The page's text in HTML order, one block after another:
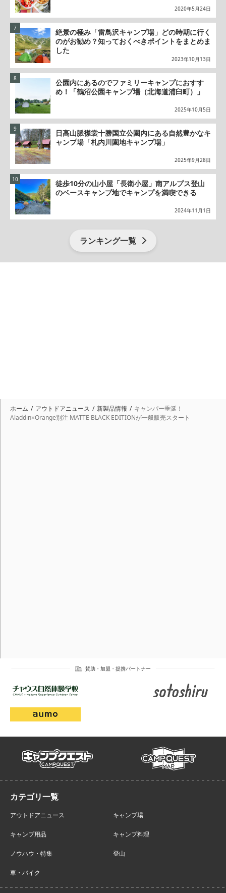
2020年5月24日
絶景の極み「雷鳥沢キャンプ場」どの時期に行く
のがお勧め？知っておくべきポイントをまとめま
した
2023年10月13日
公園内にあるのでファミリーキャンプにおすす
め！「鶴沼公園キャンプ場（北海道浦臼町）」
2025年10月5日
日高山脈襟裳十勝国立公園内にある自然豊かなキ
ャンプ場「札内川園地キャンプ場」
2025年9月28日
徒歩10分の山小屋「長衛小屋」南アルプス登山
のベースキャンプ地でキャンプを満喫できる
2024年11月1日
ランキング一覧
ホーム アウトドアニュース 新製品情報
キャンパー垂涎！
Aladdin×Orange別注 MATTE BLACK EDITIONが一般販売スタート
campquest campmap
アウトドアニュース キャンプ場
キャンプ用品 キャンプ料理
ノウハウ・特集 登山
車・バイク